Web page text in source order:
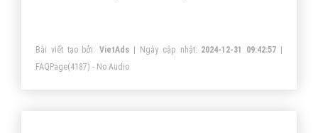
Bài viết tạo bởi:VietAds | Ngày cập nhật: 2024-12-31 09:42:57
FAQPage(4187) - No Audio